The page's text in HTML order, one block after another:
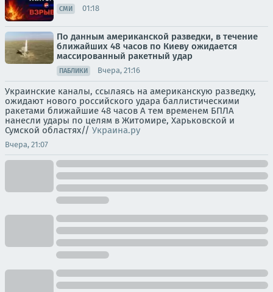
СМИ 01:18
По данным американской разведки, в течение
ближайших 48 часов по Киеву ожидается
массированный ракетный удар
ПАБЛИКИ Вчера, 21:16
Украинские каналы, ссылаясь на американскую разведку,
ожидают нового российского удара баллистическими
ракетами ближайшие 48 часов А тем временем БПЛА
нанесли удары по целям в Житомире, Харьковской и
Сумской областях// Украина.ру
Вчера, 21:07